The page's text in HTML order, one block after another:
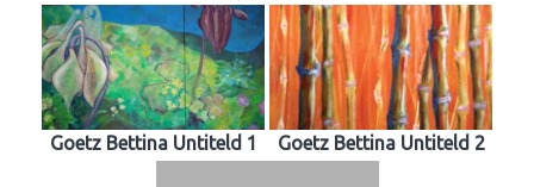
Goetz Bettina Untiteld 1 Goetz Bettina Untiteld 2